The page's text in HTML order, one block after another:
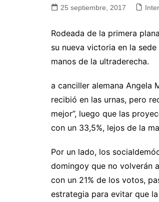
25 septiembre, 2017
Rodeada de la primera
su nueva victoria en la
manos de la ultraderecha.
a canciller alemana Angela
recibió en las urnas, pero
mejor”, luego que las
con un 33,5%, lejos de la
Por un lado, los
domingoy que no volverán
con un 21% de los votos,
estrategia para evitar que